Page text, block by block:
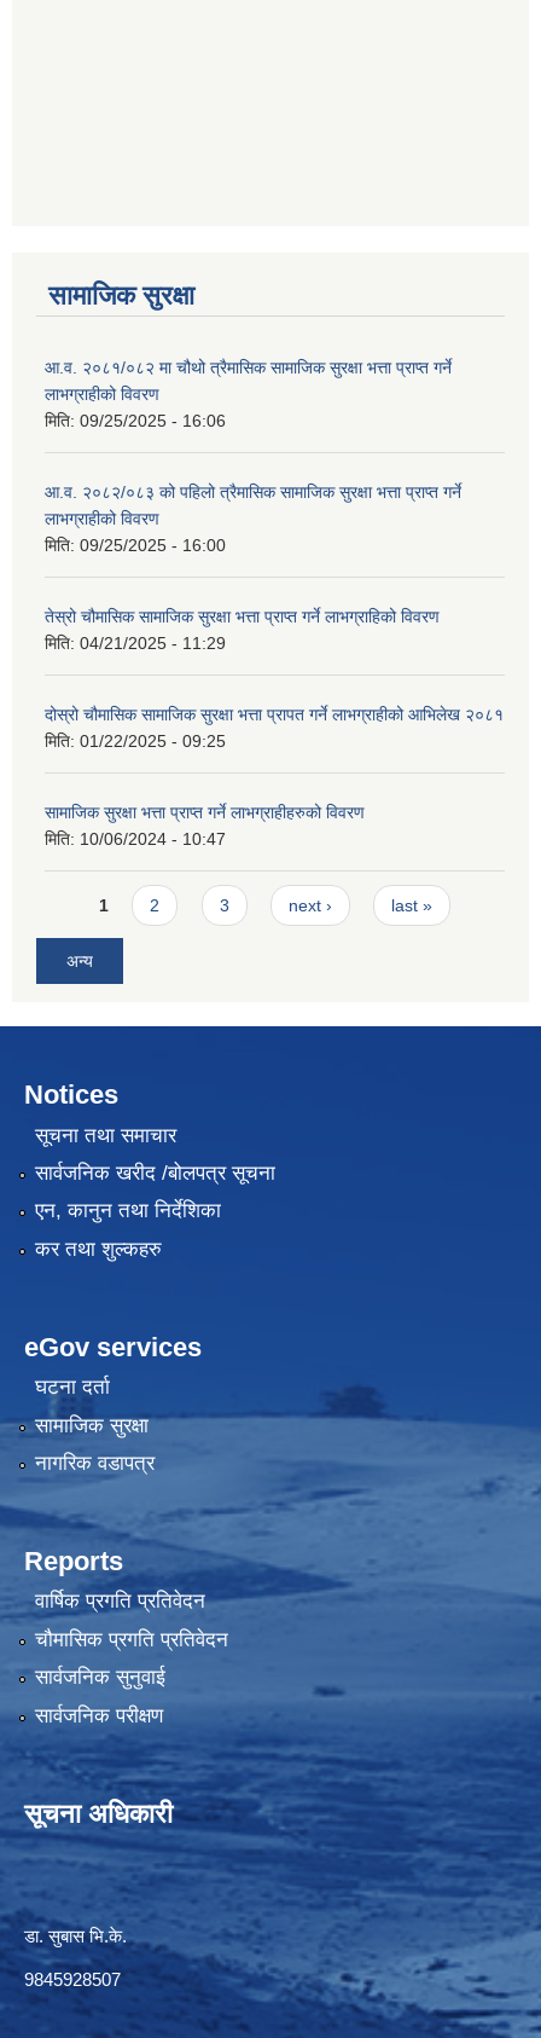
सामाजिक सुरक्षा
आ.व. २०८१/०८२ मा चौथो त्रैमासिक सामाजिक सुरक्षा भत्ता प्राप्त गर्ने
लाभग्राहीको विवरण
मिति: 09/25/2025 - 16:06
आ.व. २०८२/०८३ को पहिलो त्रैमासिक सामाजिक सुरक्षा भत्ता प्राप्त गर्ने
लाभग्राहीको विवरण
मिति: 09/25/2025 - 16:00
तेस्रो चौमासिक सामाजिक सुरक्षा भत्ता प्राप्त गर्ने लाभग्राहिको विवरण
मिति: 04/21/2025 - 11:29
दोस्रो चौमासिक सामाजिक सुरक्षा भत्ता प्रापत गर्ने लाभग्राहीको आभिलेख २०८१
मिति: 01/22/2025 - 09:25
सामाजिक सुरक्षा भत्ता प्राप्त गर्ने लाभग्राहीहरुको विवरण
मिति: 10/06/2024 - 10:47
Pages
1 2 3 next › last »
अन्य
Notices
सूचना तथा समाचार
सार्वजनिक खरीद /बोलपत्र सूचना
एन, कानुन तथा निर्देशिका
कर तथा शुल्कहरु
eGov services
घटना दर्ता
सामाजिक सुरक्षा
नागरिक वडापत्र
Reports
वार्षिक प्रगति प्रतिवेदन
चौमासिक प्रगति प्रतिवेदन
सार्वजनिक सुनुवाई
सार्वजनिक परीक्षण
सूचना अधिकारी
डा. सुबास भि.के.
9845928507